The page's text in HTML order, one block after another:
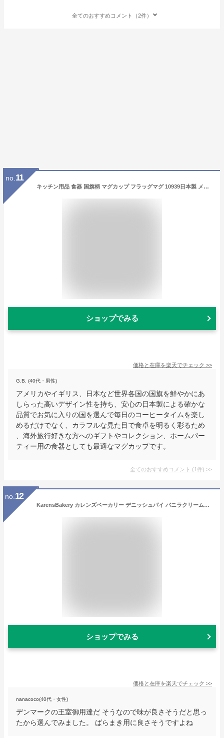
全てのおすすめコメント（2件）
no. 11
キッチン用品 食器 国旗柄 マグカップ フラッグマグ 10939日本製 メキシコ イングランド カナダ ブラジル 韓国 中国 アメリカ デンマーク イギリス フランス ドイツ オランダ イタリア 日本 スウェーデン スイス アルゼン ギリシャ オーストラリア 他
ショップでみる
価格と在庫を楽天でチェック >>
G.B. (40代・男性)
アメリカやイギリス、日本など世界各国の国旗を鮮やかにあ
しらった高いデザイン性を持ち、安心の日本製による確かな
品質でお気に入りの国を選んで毎日のコーヒータイムを楽し
めるだけでなく、カラフルな見た目で食卓を明るく彩るため
、海外旅行好きな方へのギフトやコレクション、ホームパー
ティー用の食器としても最適なマグカップです。
全てのおすすめコメント (1件) >
no. 12
KarensBakery カレンズベーカリー デニッシュパイ バニラクリーム107g 王室御用達 ホワイトデー お返し お土産 デンマーク土産 デンマークみやげ
ショップでみる
価格と在庫を楽天でチェック >>
nanacoco(40代・女性)
デンマークの王室御用達だ そうなので味が良さそうだと思っ
たから選んでみました。 ばらまき用に良さそうですよね